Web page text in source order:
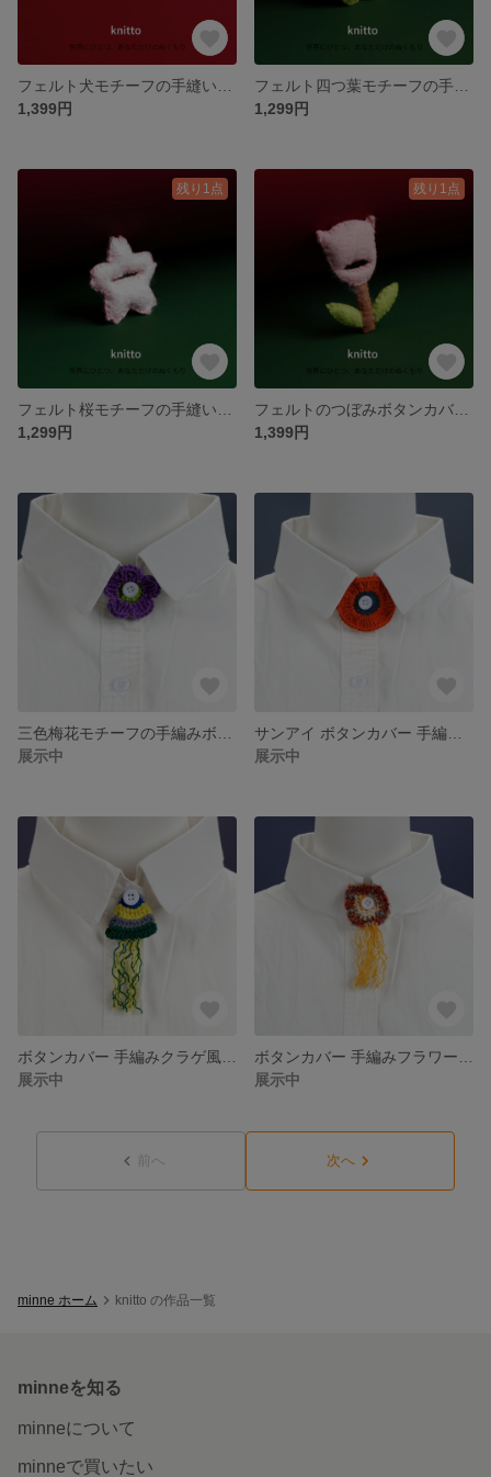
1,399円
1,299円
残り1点
1,299円
残り1点
1,399円
展示中
展示中
展示中
展示中
前へ 次へ
minne ホーム knitto の作品一覧
minneを知る
minneについて
minneで買いたい